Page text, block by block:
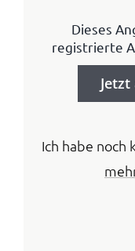
Dieses
registrierte
Ich habe noch